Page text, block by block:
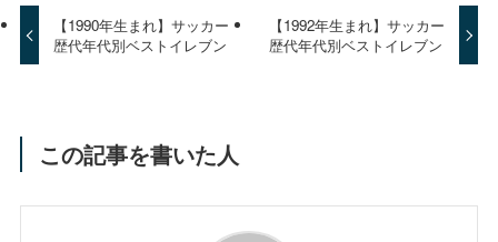
【1990年生まれ】サッカー
歴代年代別ベストイレブン
【1992年生まれ】サッカー
歴代年代別ベストイレブン
この記事を書いた人